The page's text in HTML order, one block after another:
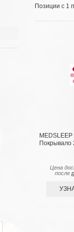
Позиции с 1
Покрывало
Цена
после